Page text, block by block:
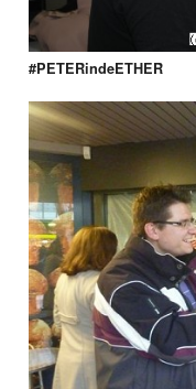
#PETERindeETHER